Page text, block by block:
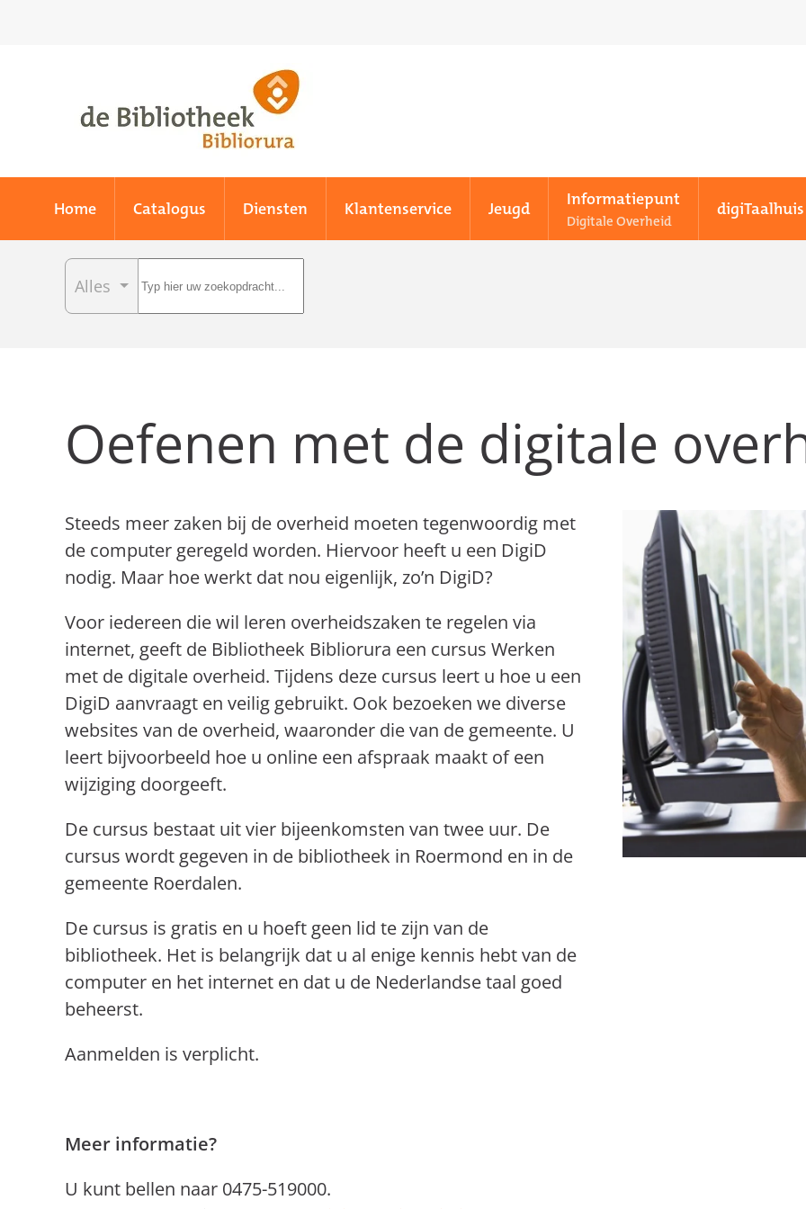
Home Catalogus Diensten Klantenservice Jeugd Informatiepunt
Digitale Overheid
digiTaalhuis
Alles
Oefenen met de digitale
Steeds meer zaken bij de overheid moeten tegenwoordig met
de computer geregeld worden. Hiervoor heeft u een DigiD
nodig. Maar hoe werkt dat nou eigenlijk, zo’n DigiD?
Voor iedereen die wil leren overheidszaken te regelen via
internet, geeft de Bibliotheek Bibliorura een cursus Werken
met de digitale overheid. Tijdens deze cursus leert u hoe u een
DigiD aanvraagt en veilig gebruikt. Ook bezoeken we diverse
websites van de overheid, waaronder die van de gemeente. U
leert bijvoorbeeld hoe u online een afspraak maakt of een
wijziging doorgeeft.
De cursus bestaat uit vier bijeenkomsten van twee uur. De
cursus wordt gegeven in de bibliotheek in Roermond en in de
gemeente Roerdalen.
De cursus is gratis en u hoeft geen lid te zijn van de
bibliotheek. Het is belangrijk dat u al enige kennis hebt van de
computer en het internet en dat u de Nederlandse taal goed
beheerst.
Aanmelden is verplicht.
Meer informatie?
U kunt bellen naar 0475-519000.